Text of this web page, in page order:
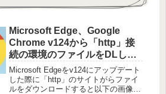
Microsoft Edge、Google
Chrome v124から「http」接
続の環境のファイルをDLした
際に「~を安全にダウンロード
することができません」と表
示される件
Microsoft Edgeをv124にアップデート
した際に「http」のサイトがらファイ
ルをダウンロードすると以下の画像の